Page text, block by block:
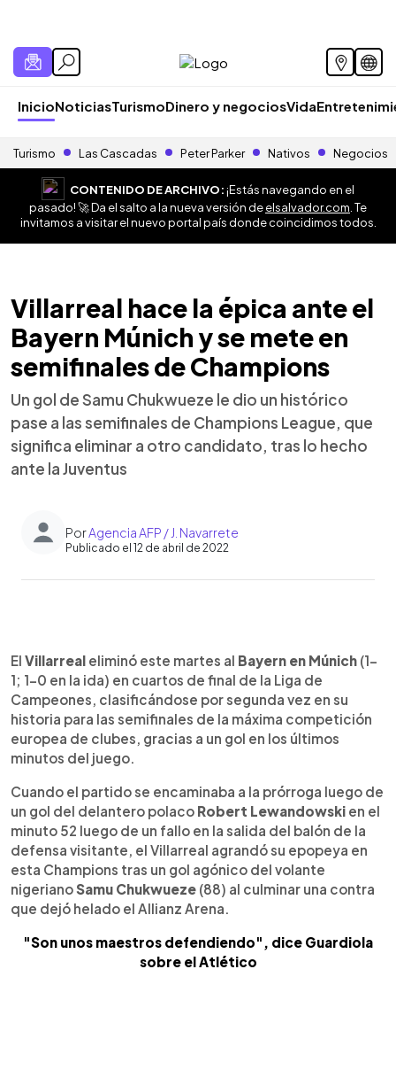
InicioNoticiasTurismoDinero y negociosVida
Turismo Las Cascadas Peter Parker Nativos Negocios
CONTENIDO DE ARCHIVO:¡Estás navegando en el
pasado! 🚀 Da el salto a la nueva versión deelsalvador.com . Te
invitamos a visitar el nuevo portal país donde coincidimos todos.
Villarreal hace la épica ante el
Bayern Múnich y se mete en
semifinales de Champions
Un gol de Samu Chukwueze le dio un histórico
pase a las semifinales de Champions League, que
significa eliminar a otro candidato, tras lo hecho
ante la Juventus
PorAgencia AFP / J. Navarrete
Publicado el 12 de abril de 2022
Escuchar artículo
El Villarreal eliminó este martes al Bayern en Múnich (1-
1; 1-0 en la ida) en cuartos de final de la Liga de
Campeones, clasificándose por segunda vez en su
historia para las semifinales de la máxima competición
europea de clubes, gracias a un gol en los últimos
minutos del juego.
Cuando el partido se encaminaba a la prórroga luego de
un gol del delantero polaco Robert Lewandowski en el
minuto 52 luego de un fallo en la salida del balón de la
defensa visitante, el Villarreal agrandó su epopeya en
esta Champions tras un gol agónico del volante
nigerianoSamu Chukwueze (88) al culminar una contra
que dejó helado el Allianz Arena.
"Son unos maestros defendiendo", dice Guardiola
sobre el Atlético